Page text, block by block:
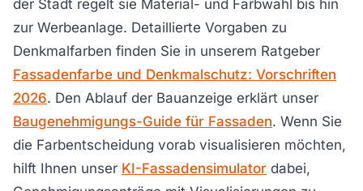
der Stadt regelt sie Material- und Farbwahl bis hin
zur Werbeanlage. Detaillierte Vorgaben zu
Denkmalfarben finden Sie in unserem Ratgeber
Fassadenfarbe und Denkmalschutz: Vorschriften
2026. Den Ablauf der Bauanzeige erklärt unser
Baugenehmigungs-Guide für Fassaden. Wenn Sie
die Farbentscheidung vorab visualisieren möchten,
hilft Ihnen unser KI-Fassadensimulator dabei,